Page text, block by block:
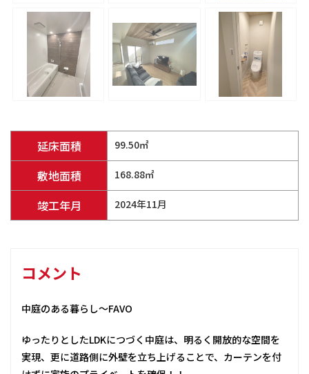
延床面積 99.50㎡
敷地面積 168.88㎡
竣工年月 2024年11月
コメント
中庭のある暮らし～FAVO
ゆったりとしたLDKにつづく中庭は、明るく開放的な空間を
実現、更に道路側に外壁を立ち上げることで、カーテンを付